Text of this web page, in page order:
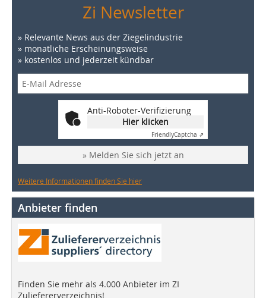
Zi Newsletter
» Relevante News aus der Ziegelindustrie
» monatliche Erscheinungsweise
» kostenlos und jederzeit kündbar
Anti-Roboter-Verifizierung
Hier klicken
FriendlyCaptcha ⇗
» Melden Sie sich jetzt an
Weitere Informationen finden Sie hier
Anbieter finden
Finden Sie mehr als 4.000 Anbieter im ZI
Zuliefererverzeichnis!